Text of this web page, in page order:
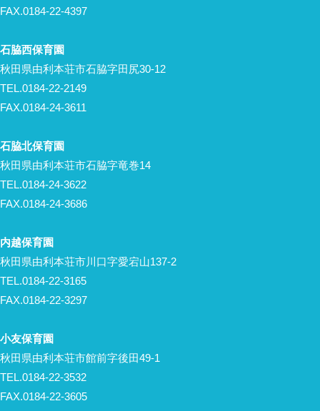
FAX.0184-22-4397
石脇西保育園
秋田県由利本荘市石脇字田尻30-12
TEL.0184-22-2149
FAX.0184-24-3611
石脇北保育園
秋田県由利本荘市石脇字竜巻14
TEL.0184-24-3622
FAX.0184-24-3686
内越保育園
秋田県由利本荘市川口字愛宕山137-2
TEL.0184-22-3165
FAX.0184-22-3297
小友保育園
秋田県由利本荘市館前字後田49-1
TEL.0184-22-3532
FAX.0184-22-3605